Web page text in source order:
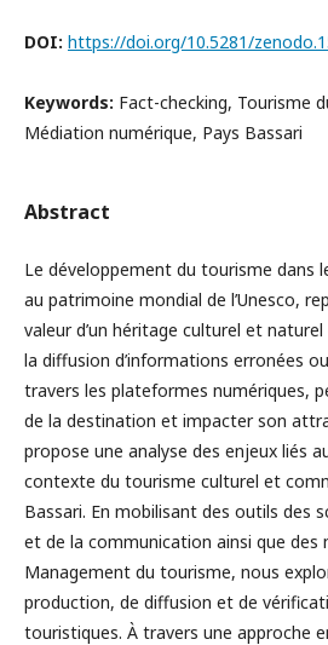
DOI: https://doi.org/10.5281/
Keywords: Fact-checking, Tourisme
Médiation numérique, Pays Bassari
Abstract
Le développement du tourisme dans
au patrimoine mondial de l’Unesco,
valeur d’un héritage culturel et
la diffusion d’informations erronées
travers les plateformes numériques,
de la destination et impacter son
propose une analyse des enjeux liés
contexte du tourisme culturel et
Bassari. En mobilisant des outils des
et de la communication ainsi que des
Management du tourisme, nous
production, de diffusion et de
touristiques. À travers une approche